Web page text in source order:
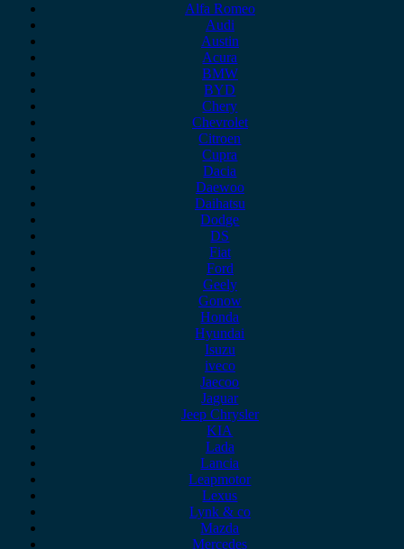
Alfa Romeo
Audi
Austin
Acura
BMW
BYD
Chery
Chevrolet
Citroen
Cupra
Dacia
Daewoo
Daihatsu
Dodge
DS
Fiat
Ford
Geely
Gonow
Honda
Hyundai
Isuzu
iveco
Jaecoo
Jaguar
Jeep Chrysler
KIA
Lada
Lancia
Leapmotor
Lexus
Lynk & co
Mazda
Mercedes